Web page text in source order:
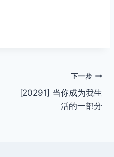
下一步
[20291] 当你成为我生
活的一部分